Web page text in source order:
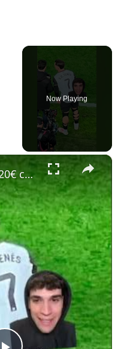
Now Playing
×
#Recuerdos 20€ código CAMIS20 ig: pausegarrra #futbol #cullera #newnow #etoo